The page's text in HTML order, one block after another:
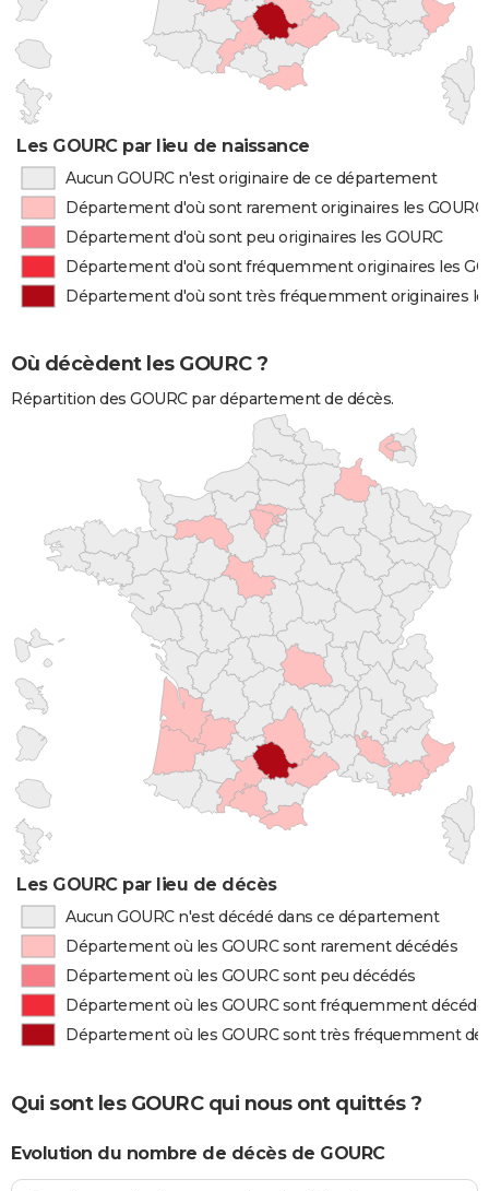
Les GOURC par lieu de naissance
Aucun GOURC n'est originaire de ce département
Département d'où sont rarement originaires les GOURC
Département d'où sont peu originaires les GOURC
Département d'où sont fréquemment originaires les
Département d'où sont très fréquemment originaires
Où décèdent les GOURC ?
Répartition des GOURC par département de décès.
Les GOURC par lieu de décès
Aucun GOURC n'est décédé dans ce département
Département où les GOURC sont rarement décédés
Département où les GOURC sont peu décédés
Département où les GOURC sont fréquemment
Département où les GOURC sont très fréquemment
Qui sont les GOURC qui nous ont quittés ?
Evolution du nombre de décès de GOURC